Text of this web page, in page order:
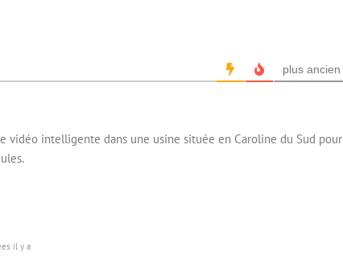
plus ancien
vidéo intelligente dans une usine située en Caroline du Sud pour
il y a